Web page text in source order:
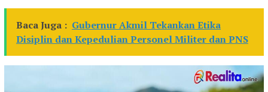
Baca Juga : Gubernur Akmil Tekankan Etika
Disiplin dan Kepedulian Personel Militer dan PNS